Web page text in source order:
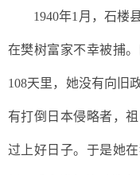
1940年1月，石楼
在樊树富家不幸被捕
108天里，她没有向旧
有打倒日本侵略者，
过上好日子。于是她